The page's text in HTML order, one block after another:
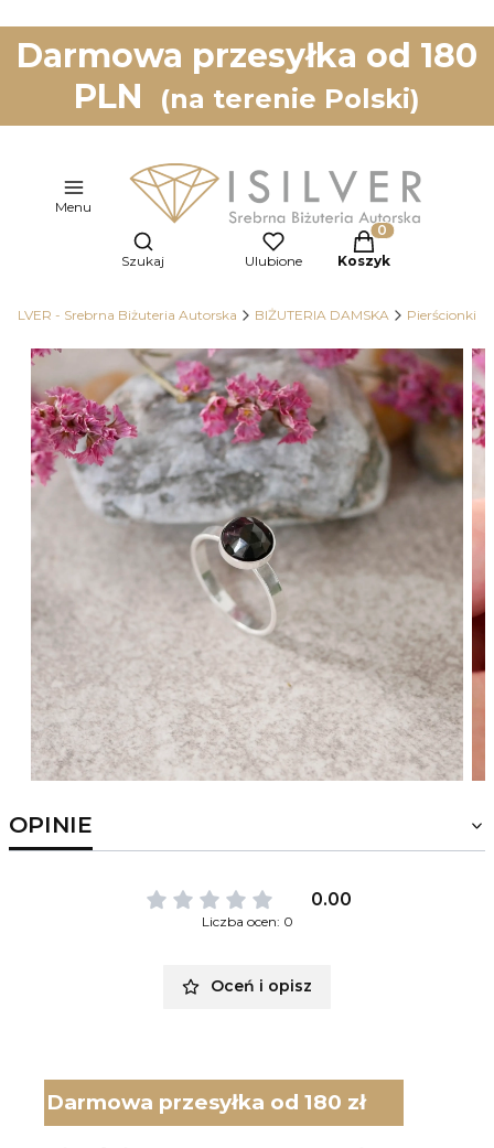
Darmowa przesyłka od 180
PLN
(na terenie Polski)
Menu
Otwórz wyszukiwarkę
Szukaj Ulubione
Produkty w
Koszyk
ISILVER - Srebrna Biżuteria Autorska BIŻUTERIA DAMSKA Pierścionki
OPINIE
0.00
Liczba ocen: 0
Oceń i opisz
Darmowa przesyłka od 180 zł